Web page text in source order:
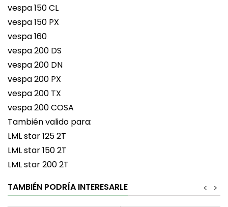
vespa 150 CL
vespa 150 PX
vespa 160
vespa 200 DS
vespa 200 DN
vespa 200 PX
vespa 200 TX
vespa 200 COSA
También valido para:
LML star 125 2T
LML star 150 2T
LML star 200 2T
TAMBIÉN PODRÍA INTERESARLE
>
<